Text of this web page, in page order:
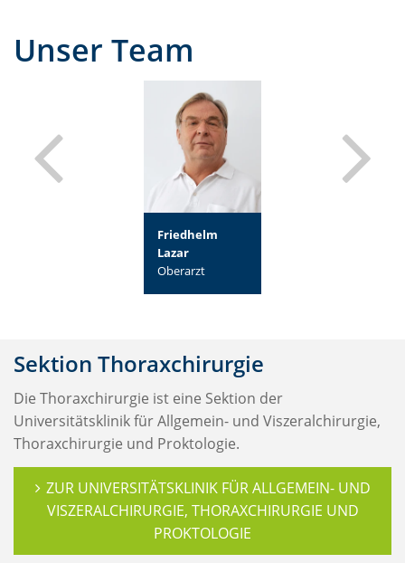
Unser Team
Friedhelm
Lazar
Oberarzt
Sektion Thoraxchirurgie
Die Thoraxchirurgie ist eine Sektion der
Universitätsklinik fürAllgemein- und Viszeralchirurgie,
Thoraxchirurgie und Proktologie.
ZUR UNIVERSITÄTSKLINIK FÜR ALLGEMEIN- UND
VISZERALCHIRURGIE, THORAXCHIRURGIE UND
PROKTOLOGIE